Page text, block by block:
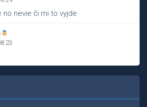
no nevie či mi to vyjde